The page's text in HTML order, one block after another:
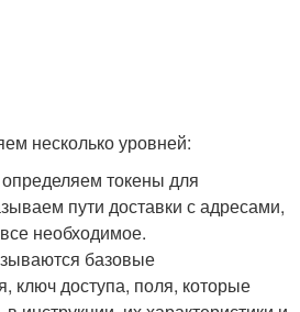
несколько уровней:
токены для
пути доставки с адресами,
необходимое.
базовые
ключ доступа, поля, которые